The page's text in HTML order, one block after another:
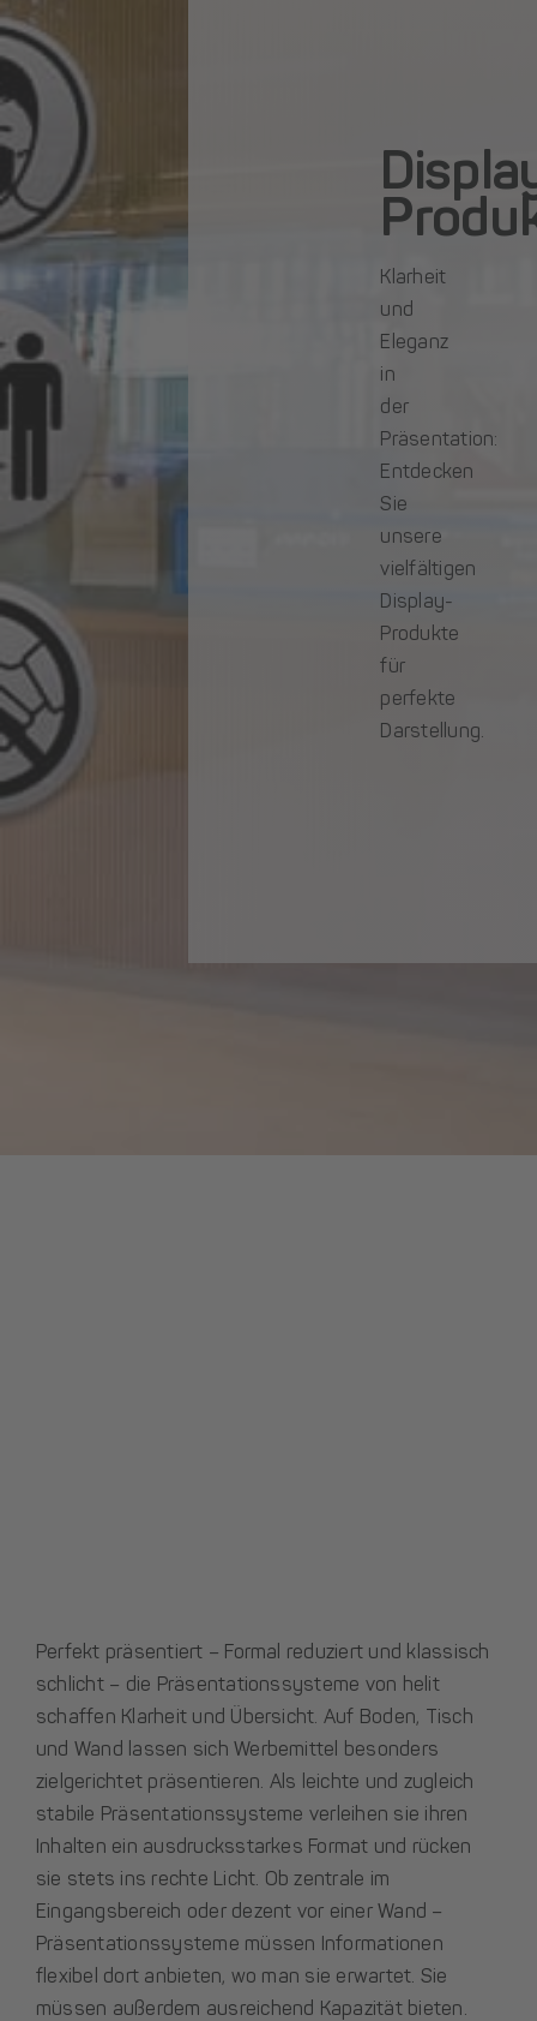
Klarheit
und
Eleganz
in
der
Präsentation:
Entdecken
Sie
unsere
vielfältigen
Display-
Produkte
für
perfekte
Darstellung.
Perfekt präsentiert – Formal reduziert und klassisch
schlicht – die Präsentationssysteme von helit
schaffen Klarheit und Übersicht. Auf Boden, Tisch
und Wand lassen sich Werbemittel besonders
zielgerichtet präsentieren. Als leichte und zugleich
stabile Präsentationssysteme verleihen sie ihren
Inhalten ein ausdrucksstarkes Format und rücken
sie stets ins rechte Licht. Ob zentrale im
Eingangsbereich oder dezent vor einer Wand –
Präsentationssysteme müssen Informationen
flexibel dort anbieten, wo man sie erwartet. Sie
müssen außerdem ausreichend Kapazität bieten.